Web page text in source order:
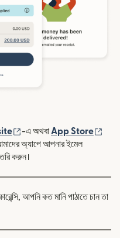
(নতুন উইন্ডোতে খুলবে)
-এ অথবা App Store
খুলবে)
অ্যাপে আপনার ইমেল
করুন।
আপনি কত মানি পাঠাতে চান তা